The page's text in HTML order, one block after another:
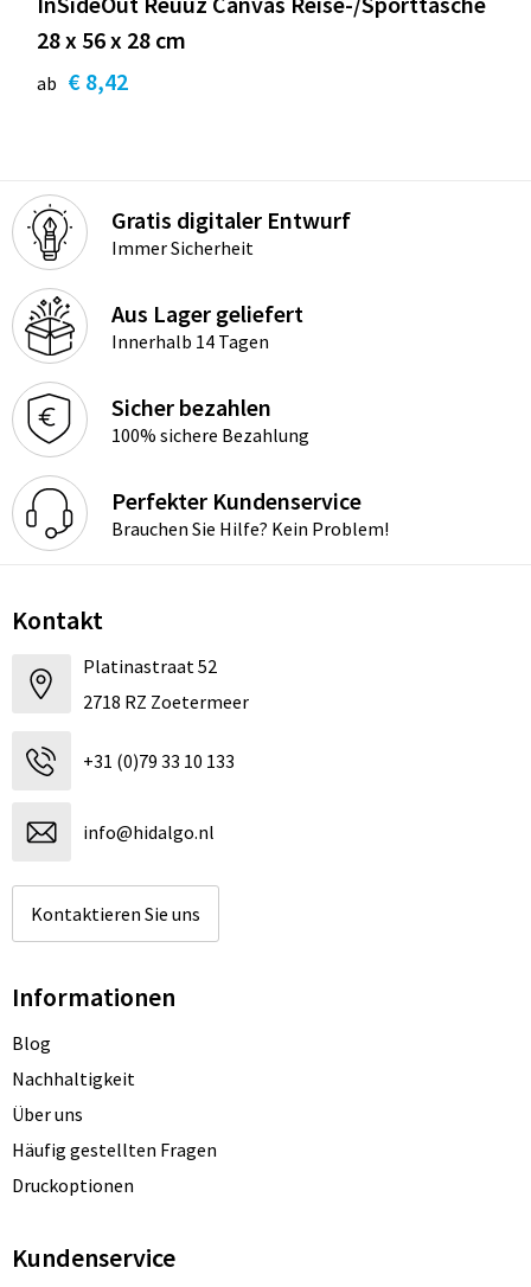
28 x 56 x 28 cm
ab € 8,42
Gratis digitaler Entwurf
Immer Sicherheit
Aus Lager geliefert
Innerhalb 14 Tagen
Sicher bezahlen
100% sichere Bezahlung
Perfekter Kundenservice
Brauchen Sie Hilfe? Kein Problem!
Kontakt
Platinastraat 52
2718 RZ Zoetermeer
+31 (0)79 33 10 133
info@hidalgo.nl
Kontaktieren Sie uns
Informationen
Blog
Nachhaltigkeit
Über uns
Häufig gestellten Fragen
Druckoptionen
Kundenservice